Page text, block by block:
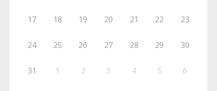
17 18 19 20 21 22 23
24 25 26 27 28 29 30
31 1 2 3 4 5 6